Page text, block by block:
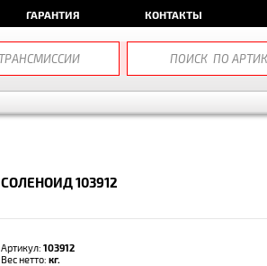
ГАРАНТИЯ КОНТАКТЫ
СОЛЕНОИД 103912
Артикул: 103912
Вес нетто: кг.